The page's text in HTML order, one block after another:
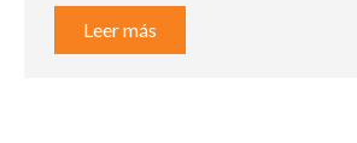
Leer más